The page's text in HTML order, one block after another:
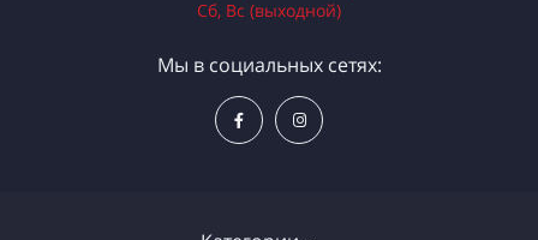
Сб, Вс (выходной)
Мы в социальных сетях: